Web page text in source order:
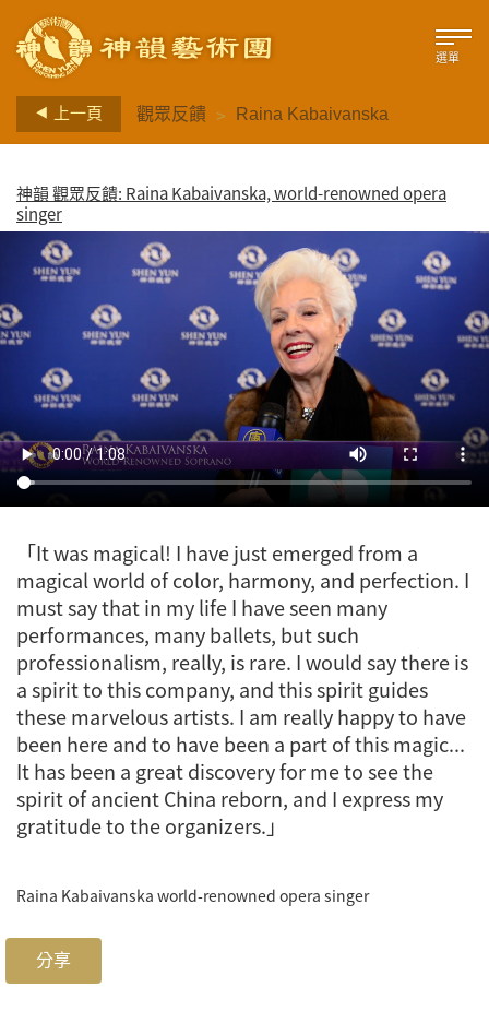
選單
上一頁 觀眾反饋 > Raina Kabaivanska
神韻 觀眾反饋: Raina Kabaivanska, world-renowned opera
singer
「It was magical! I have just emerged from a
magical world of color, harmony, and perfection. I
must say that in my life I have seen many
performances, many ballets, but such
professionalism, really, is rare. I would say there is
a spirit to this company, and this spirit guides
these marvelous artists. I am really happy to have
been here and to have been a part of this magic...
It has been a great discovery for me to see the
spirit of ancient China reborn, and I express my
gratitude to the organizers.」
Raina Kabaivanska world-renowned opera singer
分享